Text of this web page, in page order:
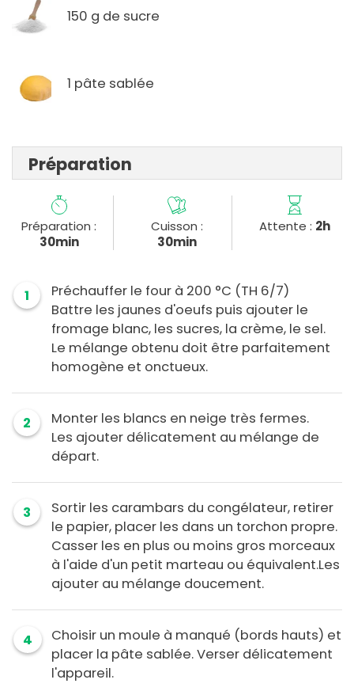
150 g de sucre
1 pâte sablée
Préparation
Préparation :
30min
Cuisson :
30min
Attente : 2h
1
Préchauffer le four à 200 °C (TH 6/7)
Battre les jaunes d'oeufs puis ajouter le
fromage blanc, les sucres, la crème, le sel.
Le mélange obtenu doit être parfaitement
homogène et onctueux.
2
Monter les blancs en neige très fermes.
Les ajouter délicatement au mélange de
départ.
3
Sortir les carambars du congélateur, retirer
le papier, placer les dans un torchon propre.
Casser les en plus ou moins gros morceaux
à l'aide d'un petit marteau ou équivalent.Les
ajouter au mélange doucement.
4
Choisir un moule à manqué (bords hauts) et
placer la pâte sablée. Verser délicatement
l'appareil.